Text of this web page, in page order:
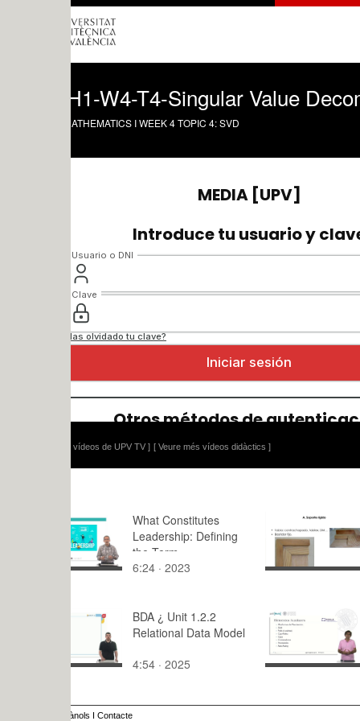
W4-T4-Singular Value
I WEEK 4 TOPIC 4: SVD
vídeos de UPV TV ] [ Veure més vídeos didàctics ]
What Constitutes
Leadership: Defining
the Term
6:24 · 2023
Práctica de
pintura
7:52 · 2017
BDA ¿ Unit 1.2.2
Relational Data Model
4:54 · 2025
de la
13:52 ·